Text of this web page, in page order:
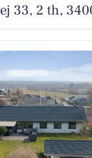
33, 2 th,